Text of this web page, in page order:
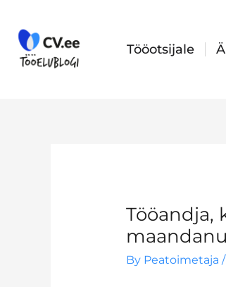
content
Tööotsijale
Tööandja,
By Peatoimetaja /